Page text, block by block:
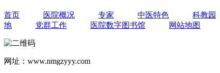
首页 医院概况 专家 中医特色
科教园
地
党群工作 医院数字图书馆 网站地图
网址：www.nmgzyyy.com